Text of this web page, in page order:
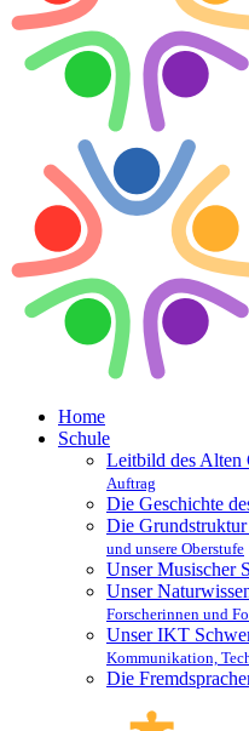
Home
Schule
Leitbild des Alten
Auftrag
Die Geschichte
Die
und unsere Oberstufe
Unser Musischer
Unser
Forscherinnen und
Unser IKT
Kommunikation,
Die